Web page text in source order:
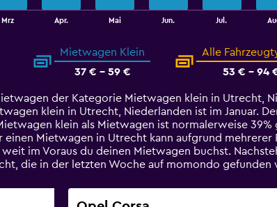
Mrz Apr. Mai Jun. Jul.
Mietwagen Klein
37 € - 59 €
Alle
53 € - 94
der Kategorie Mietwagen klein in Utrecht,
klein in Utrecht, Niederlanden ist im Januar.
klein als Mietwagen ist normalerweise
Mietwagen in Utrecht kann aufgrund
im Voraus du deinen Mietwagen buchst.
die in der letzten Woche auf momondo gefunden